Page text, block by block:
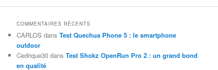
COMMENTAIRES RÉCENTS
CARLOS dansTest Quechua Phone 5 : le smartphone
outdoor
Cedrique30 dansTest Shokz OpenRun Pro 2 : un grand bond
en qualité